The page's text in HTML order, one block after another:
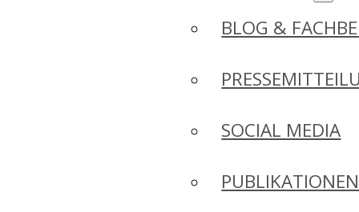
BLOG &
SOCIAL MEDIA
PUBLIKATIONEN